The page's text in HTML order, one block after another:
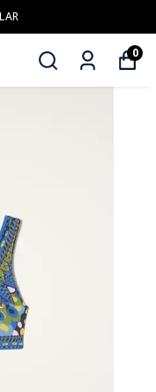
0